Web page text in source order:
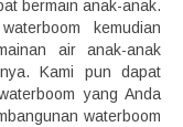
bermain anak-anak.
kemudian
air anak-anak
Kami pun dapat
yang Anda
waterboom